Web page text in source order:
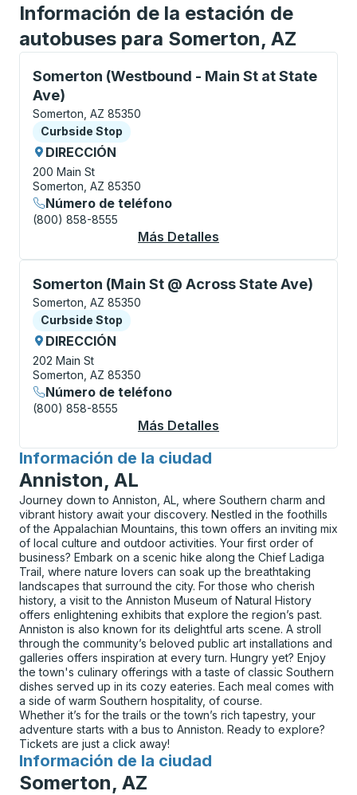
Información de la estación de
autobuses para Somerton, AZ
Somerton (Westbound - Main St at State
Ave)
Curbside Stop, utilice las teclas de flecha o la tecla
Somerton, AZ 85350
Curbside Stop
Curbside Stop
DIRECCIÓN
200 Main St
Somerton, AZ 85350
Número de teléfono
(800) 858-8555
Más Detalles
Somerton (Main St @ Across State Ave)
Curbside Stop, utilice las teclas de flecha o la tecla
Somerton, AZ 85350
Curbside Stop
Curbside Stop
DIRECCIÓN
202 Main St
Somerton, AZ 85350
Número de teléfono
(800) 858-8555
Más Detalles
Información de la ciudad
para
Anniston, AL
Journey down to Anniston, AL, where Southern charm and
vibrant history await your discovery. Nestled in the foothills
of the Appalachian Mountains, this town offers an inviting mix
of local culture and outdoor activities. Your first order of
business? Embark on a scenic hike along the Chief Ladiga
Trail, where nature lovers can soak up the breathtaking
landscapes that surround the city. For those who cherish
history, a visit to the Anniston Museum of Natural History
offers enlightening exhibits that explore the region’s past.
Anniston is also known for its delightful arts scene. A stroll
through the community’s beloved public art installations and
galleries offers inspiration at every turn. Hungry yet? Enjoy
the town's culinary offerings with a taste of classic Southern
dishes served up in its cozy eateries. Each meal comes with
a side of warm Southern hospitality, of course.
Whether it’s for the trails or the town’s rich tapestry, your
adventure starts with a bus to Anniston. Ready to explore?
Tickets are just a click away!
Información de la ciudad
para
Somerton, AZ